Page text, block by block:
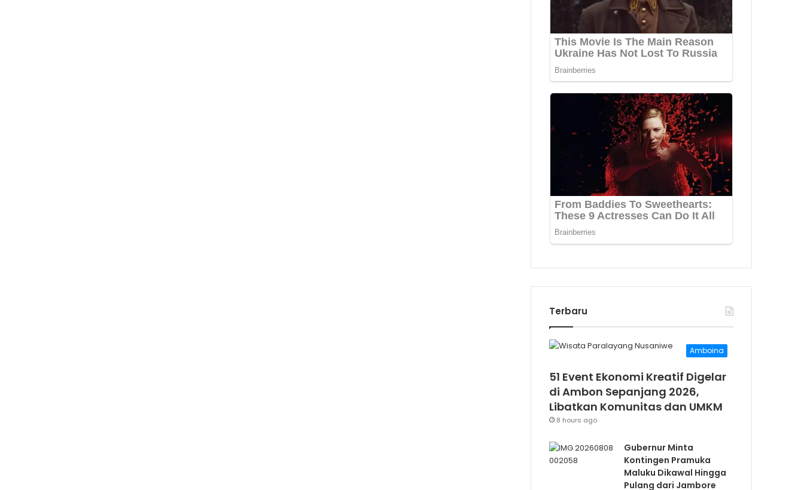
Terbaru
Amboina
51 Event Ekonomi Kreatif Digelar
di Ambon Sepanjang 2026,
Libatkan Komunitas dan UMKM
8 hours ago
Gubernur Minta
Kontingen Pramuka
Maluku Dikawal Hingga
Pulang dari Jambore